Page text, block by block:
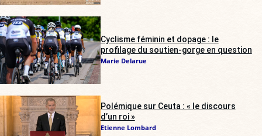
Cyclisme féminin et dopage : le
profilage du soutien-gorge en question
Marie Delarue
Polémique sur Ceuta : « le discours
d’un roi »
Etienne Lombard